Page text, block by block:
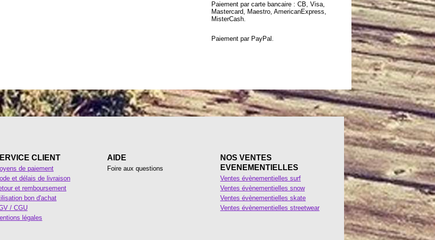
Paiement par carte bancaire : CB, Visa,
Mastercard, Maestro, AmericanExpress,
MisterCash.
Paiement par PayPal.
CLIENT
de paiement
et délais de livraison
et remboursement
bon d'achat
/ CGU
légales
AIDE
Foire aux questions
NOS VENTES
EVENEMENTIELLES
Ventes évènementielles surf
Ventes évènementielles snow
Ventes évènementielles skate
Ventes évènementielles streetwear